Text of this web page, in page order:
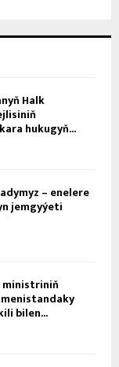
Halk
hukugyň...
– enelere
jemgyýeti
ministriniň
bilen...